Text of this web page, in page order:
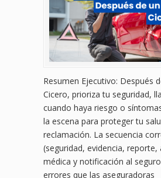
Resumen Ejecutivo: Después
Cicero, prioriza tu seguridad,
cuando haya riesgo o
la escena para proteger tu
reclamación. La secuencia
(seguridad, evidencia, reporte,
médica y notificación al
errores que las aseguradoras